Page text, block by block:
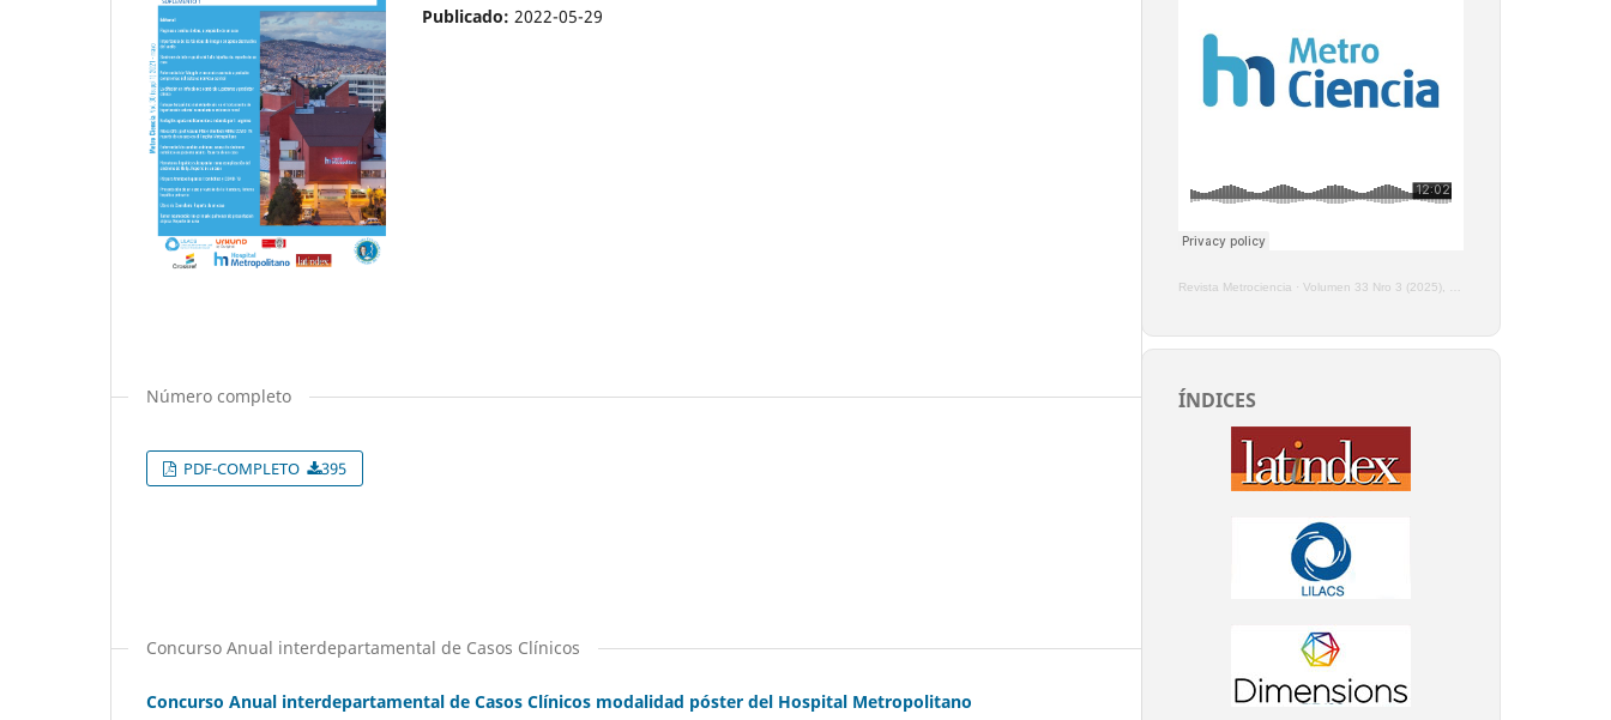
Publicado: 2022-05-29
Número completo
PDF-COMPLETO 395
Concurso Anual interdepartamental de Casos Clínicos
Concurso Anual interdepartamental de Casos Clínicos modalidad póster del Hospital Metropolitano
Revista Metrociencia · Volumen 33 Nro 3 (2025), Enero - Marzo
ÍNDICES